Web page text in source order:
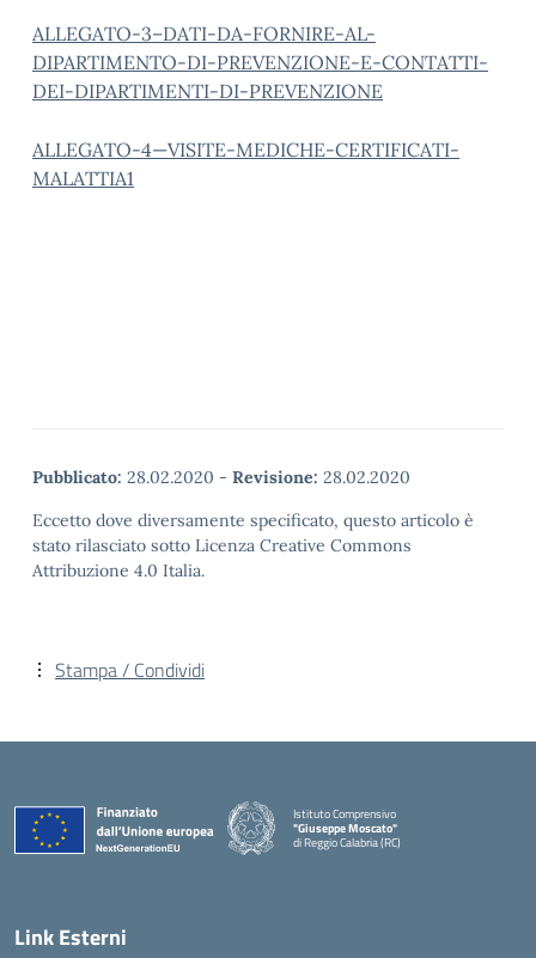
ALLEGATO-3–DATI-DA-FORNIRE-AL-
DIPARTIMENTO-DI-PREVENZIONE-E-CONTATTI-
DEI-DIPARTIMENTI-DI-PREVENZIONE
ALLEGATO-4—VISITE-MEDICHE-CERTIFICATI-
MALATTIA1
Pubblicato: 28.02.2020 - Revisione: 28.02.2020
Eccetto dove diversamente specificato, questo articolo è
stato rilasciato sotto Licenza Creative Commons
Attribuzione 4.0 Italia.
Stampa / Condividi
Istituto Comprensivo
"Giuseppe Moscato"
di Reggio Calabria (RC)
— Visita la pagina iniziale della scuola
Link Esterni